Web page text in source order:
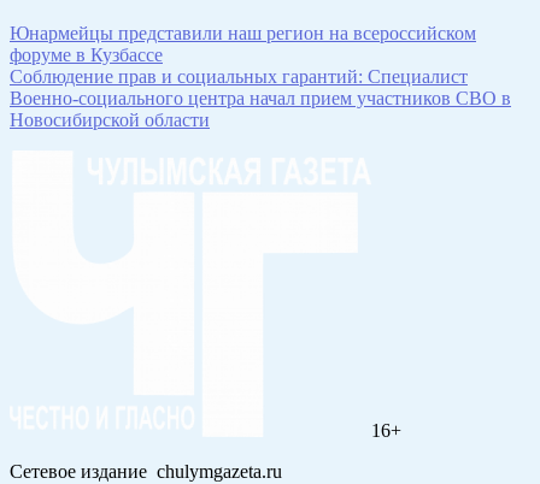
Юнармейцы представили наш регион на всероссийском
форуме в Кузбассе
Соблюдение прав и социальных гарантий: Специалист
Военно-социального центра начал прием участников СВО в
Новосибирской области
16+
Сетевое издание chulymgazeta.ru